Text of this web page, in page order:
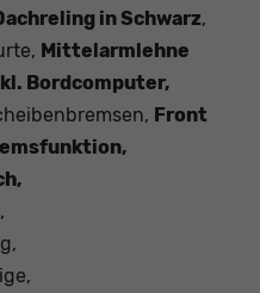
in Schwarz,
Mittelarmlehne
Bordcomputer,
Front
,